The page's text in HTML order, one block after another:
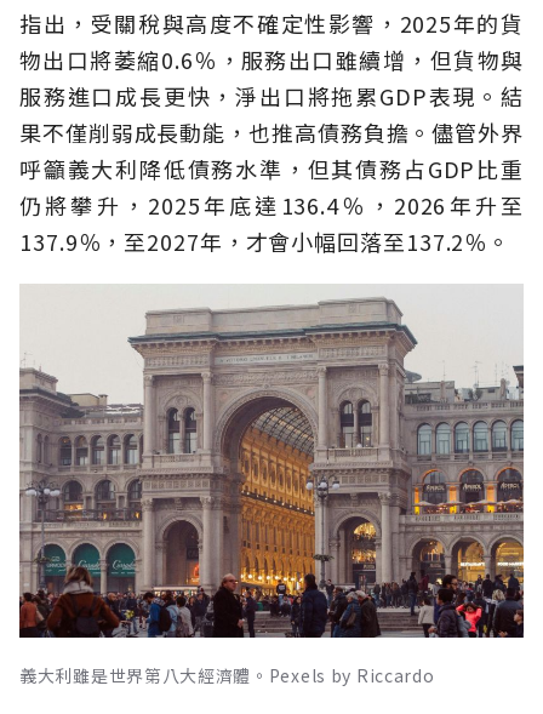
指出，受關稅與高度不確定性影響，2025年的貨
物出口將萎縮0.6％，服務出口雖續增，但貨物與
服務進口成長更快，淨出口將拖累GDP表現。結
果不僅削弱成長動能，也推高債務負擔。儘管外界
呼籲義大利降低債務水準，但其債務占GDP比重
仍將攀升，2025年底達136.4％，2026年升至
137.9％，至2027年，才會小幅回落至137.2％。
義大利雖是世界第八大經濟體。Pexels by Riccardo